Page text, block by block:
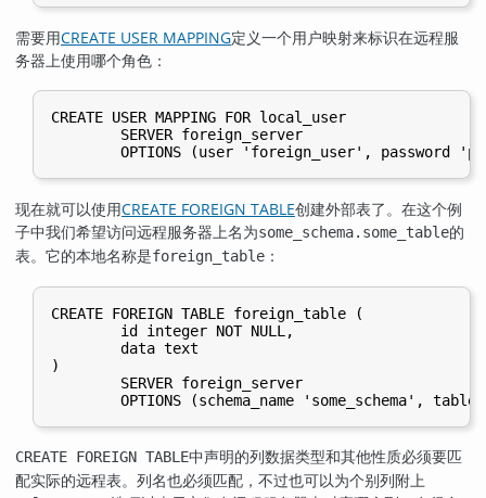
需要用CREATE USER MAPPING定义一个用户映射来标识在远程服
务器上使用哪个角色：
CREATE USER MAPPING FOR local_user
        SERVER foreign_server
现在就可以使用CREATE FOREIGN TABLE创建外部表了。在这个例
子中我们希望访问远程服务器上名为some_schema.some_table的
表。它的本地名称是foreign_table ：
CREATE FOREIGN TABLE foreign_table (
        id integer NOT NULL,
        data text
)
        SERVER foreign_server
CREATE FOREIGN TABLE中声明的列数据类型和其他性质必须要匹
配实际的远程表。列名也必须匹配，不过也可以为个别列附上